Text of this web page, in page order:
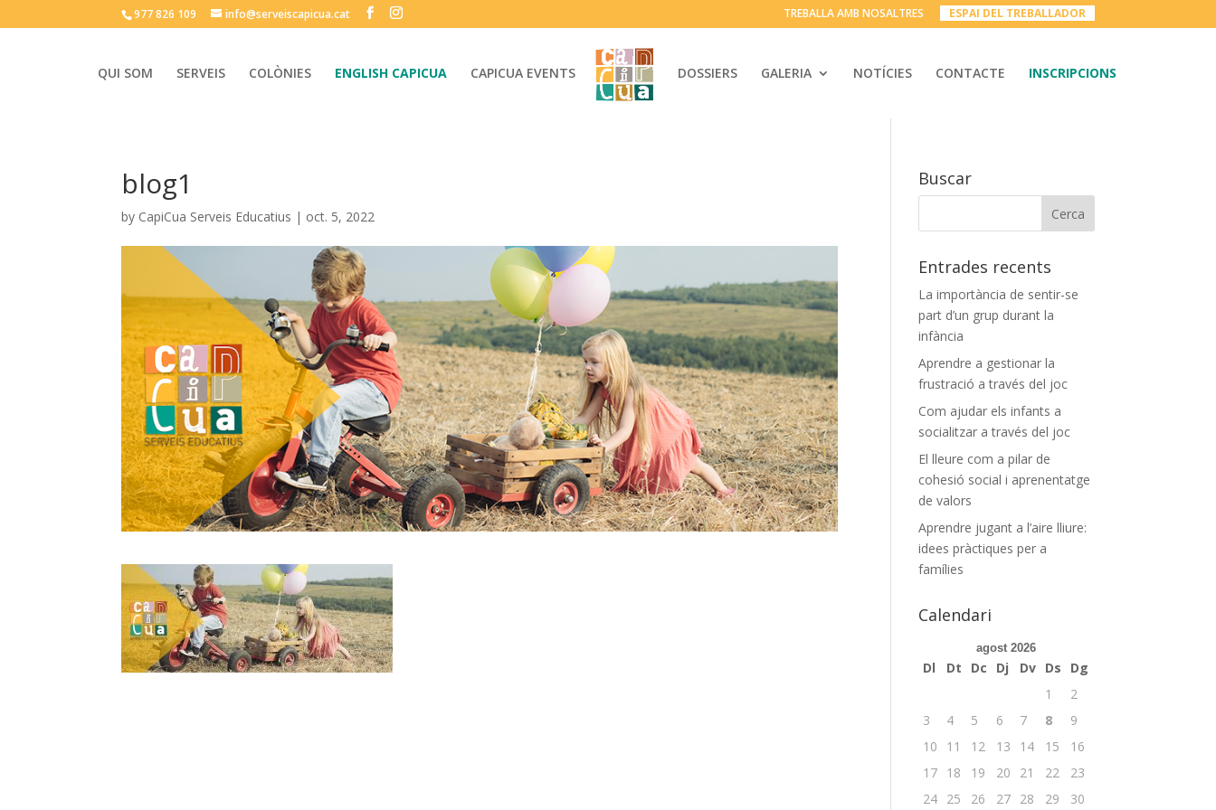
977 826 109 info@serveiscapicua.cat TREBALLA AMB NOSALTRES ESPAI DEL TREBALLADOR__
QUI SOM SERVEIS COLÒNIES ENGLISH CAPICUA CAPICUA EVENTS DOSSIERS GALERIA NOTÍCIES CONTACTE INSCRIPCIONS
blog1
by CapiCua Serveis Educatius | oct. 5, 2022
Buscar
Entrades recents
La importància de sentir-se
part d’un grup durant la
infància
Aprendre a gestionar la
frustració a través del joc
Com ajudar els infants a
socialitzar a través del joc
El lleure com a pilar de
cohesió social i aprenentatge
de valors
Aprendre jugant a l’aire lliure:
idees pràctiques per a
famílies
Calendari
agost 2026
Dl Dt Dc Dj Dv Ds
Dg
1
2
3
4 5 6 7 8
9
10
11 12 13 14 15
16
17 18 19 20 21 22
23
24 25 26 27 28 29 30